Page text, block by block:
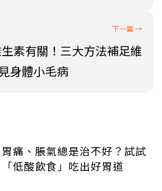
素有關！三大方法補足維
身體小毛病
胃痛、脹氣總是治不好？試試
「低酸飲食」吃出好胃道